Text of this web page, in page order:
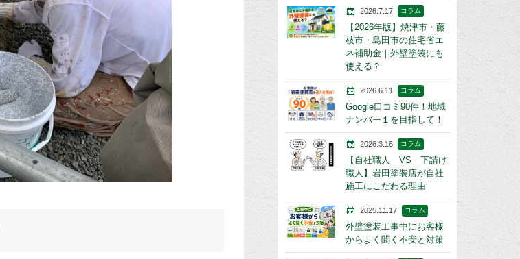
2026.7.17 コラム
【2026年版】焼津市・藤
枝市・島田市の住宅省エ
ネ補助金｜外壁塗装にも
使える？
2026.6.11 コラム
Google口コミ90件！地域
ナンバー１を目指して！
2026.3.16 コラム
【自社職人 VS 下請け
職人】岩田塗装店が自社
施工にこだわる理由
2025.11.17 コラム
外壁塗装工事中にお客様
からよく聞く不安と対策